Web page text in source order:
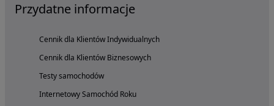
Przydatne informacje
Cennik dla Klientów Indywidualnych
Cennik dla Klientów Biznesowych
Testy samochodów
Internetowy Samochód Roku